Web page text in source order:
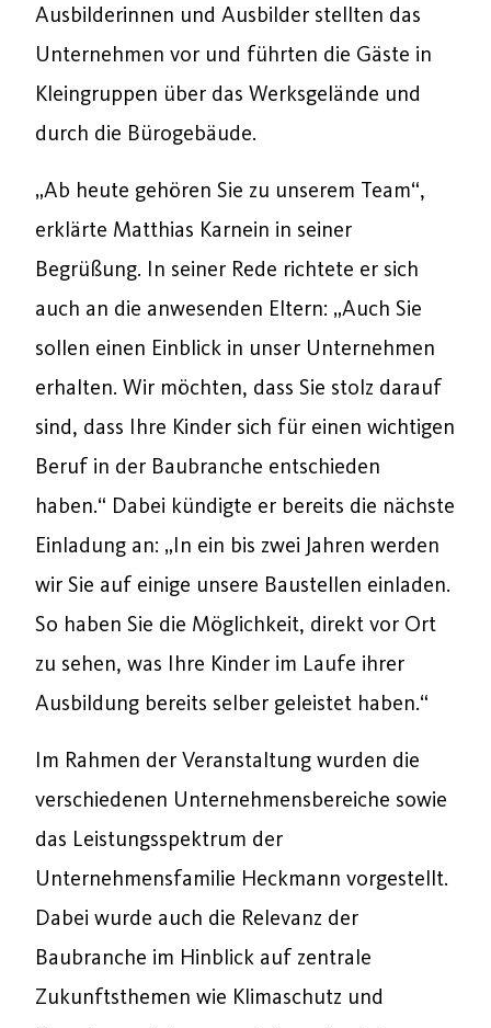
Ausbilderinnen und Ausbilder stellten das
Unternehmen vor und führten die Gäste in
Kleingruppen über das Werksgelände und
durch die Bürogebäude.
„Ab heute gehören Sie zu unserem Team“,
erklärte Matthias Karnein in seiner
Begrüßung. In seiner Rede richtete er sich
auch an die anwesenden Eltern: „Auch Sie
sollen einen Einblick in unser Unternehmen
erhalten. Wir möchten, dass Sie stolz darauf
sind, dass Ihre Kinder sich für einen wichtigen
Beruf in der Baubranche entschieden
haben.“ Dabei kündigte er bereits die nächste
Einladung an: „In ein bis zwei Jahren werden
wir Sie auf einige unsere Baustellen einladen.
So haben Sie die Möglichkeit, direkt vor Ort
zu sehen, was Ihre Kinder im Laufe ihrer
Ausbildung bereits selber geleistet haben.“
Im Rahmen der Veranstaltung wurden die
verschiedenen Unternehmensbereiche sowie
das Leistungsspektrum der
Unternehmensfamilie Heckmann vorgestellt.
Dabei wurde auch die Relevanz der
Baubranche im Hinblick auf zentrale
Zukunftsthemen wie Klimaschutz und